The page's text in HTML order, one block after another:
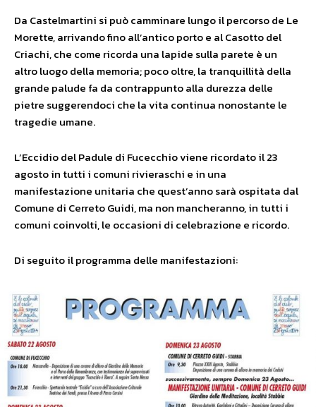
Da Castelmartini si può camminare lungo il percorso de Le
Morette, arrivando fino all’antico porto e al Casotto del
Criachi, che come ricorda una lapide sulla parete è un
altro luogo della memoria; poco oltre, la tranquillità della
grande palude fa da contrappunto alla durezza delle
pietre suggerendoci che la vita continua nonostante le
tragedie umane.
L’Eccidio del Padule di Fucecchio viene ricordato il 23
agosto in tutti i comuni rivieraschi e in una
manifestazione unitaria che quest’anno sarà ospitata dal
Comune di Cerreto Guidi, ma non mancheranno, in tutti i
comuni coinvolti, le occasioni di celebrazione e ricordo.
Di seguito il programma delle manifestazioni: